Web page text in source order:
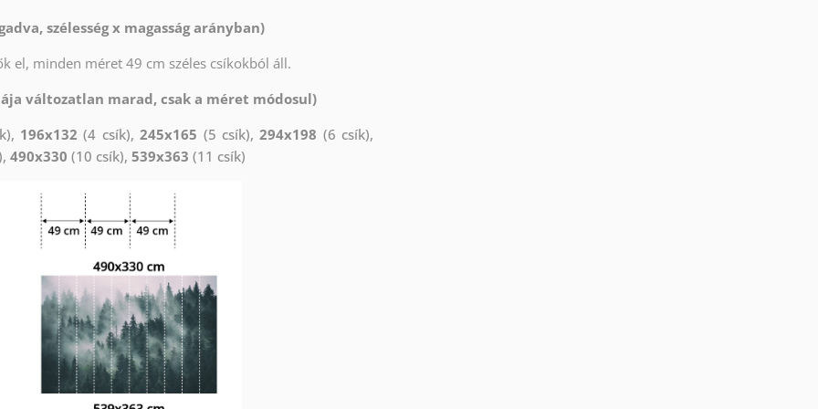
szélesség x magasság arányban)
el, minden méret 49 cm széles csíkokból áll.
változatlan marad, csak a méret módosul)
196x132 (4 csík),245x165 (5 csík),294x198 (6 csík),
490x330 (10 csík), 539x363 (11 csík)